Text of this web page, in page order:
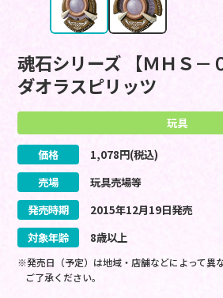
魂石シリーズ 【ＭＨＳ－
ダオラスピリッツ
玩具
価格 1,078円(税込)
売場
玩具売場等
発売時期
2015年12月19日発売
対象年齢
8歳以上
※発売日（予定）は地域・店舗などによって異
ご了承ください。